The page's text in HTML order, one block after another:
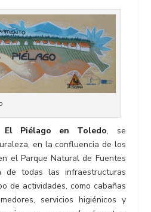
El Piélago en Toledo, se
en la confluencia de los
el Parque Natural de Fuentes
de todas las infraestructuras
de actividades, como cabañas
servicios higiénicos y